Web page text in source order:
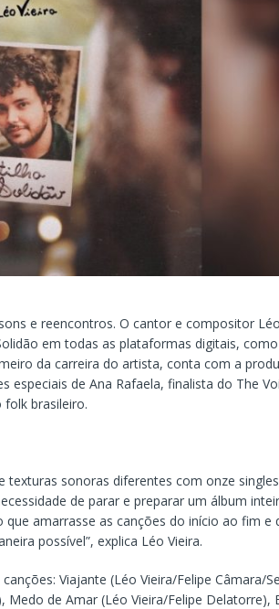
e reencontros. O cantor e compositor Léo
em todas as plataformas digitais,
da carreira do artista, conta com a
especiais de Ana Rafaela, finalista do The
folk brasileiro.
texturas sonoras diferentes com onze singles
de parar e preparar um álbum
amarrasse as canções do início ao fim e
possível”, explica Léo Vieira.
Viajante (Léo Vieira/Felipe Câmara/
Medo de Amar (Léo Vieira/Felipe Delatorre),